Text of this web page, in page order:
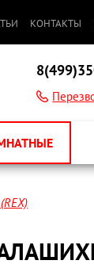
КОНТАКТЫ